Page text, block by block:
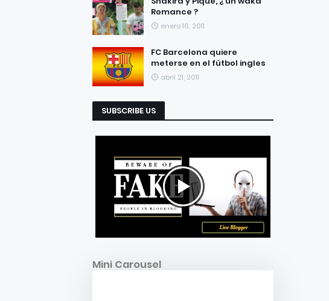
Romance ?
enero 16, 2011
FC Barcelona quiere
meterse en el fútbol ingles
abril 21, 2011
SUBSCRIBE US
Mini Carousel